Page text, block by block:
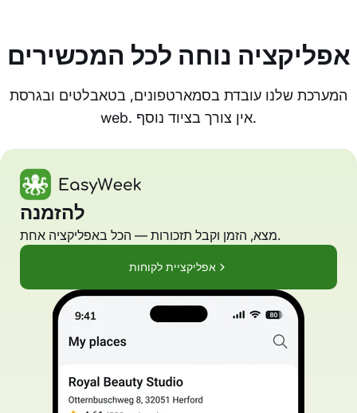
אפליקציה נוחה לכל המכשירים
המערכת שלנו עובדת בסמארטפונים, בטאבלטים ובגרסת
web. אין צורך בציוד נוסף.
להזמנה
מצא, הזמן וקבל תזכורות — הכל באפליקציה אחת.
אפליקציית לקוחות